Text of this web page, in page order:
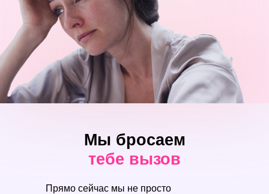
Мы бросаем
тебе вызов
Прямо сейчас мы не просто